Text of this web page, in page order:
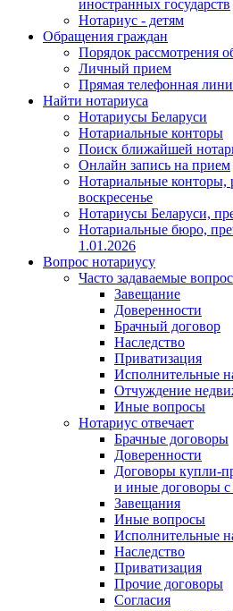
иностранных государств
Нотариус - детям
Обращения граждан
Порядок рассмотрения
Личный прием
Прямая телефонная
Найти нотариуса
Нотариусы Беларуси
Нотариальные конторы
Поиск ближайшей
Онлайн запись на прием
Нотариальные конторы,
воскресенье
Нотариусы Беларуси,
Нотариальные бюро,
1.01.2026
Вопрос нотариусу
Часто задаваемые
Завещание
Доверенности
Брачный договор
Наследство
Приватизация
Исполнительные
Отчуждение
Иные вопросы
Нотариус отвечает
Брачные договоры
Доверенности
Договоры купли-
и иные договоры
Завещания
Иные вопросы
Исполнительные
Наследство
Приватизация
Прочие договоры
Согласия